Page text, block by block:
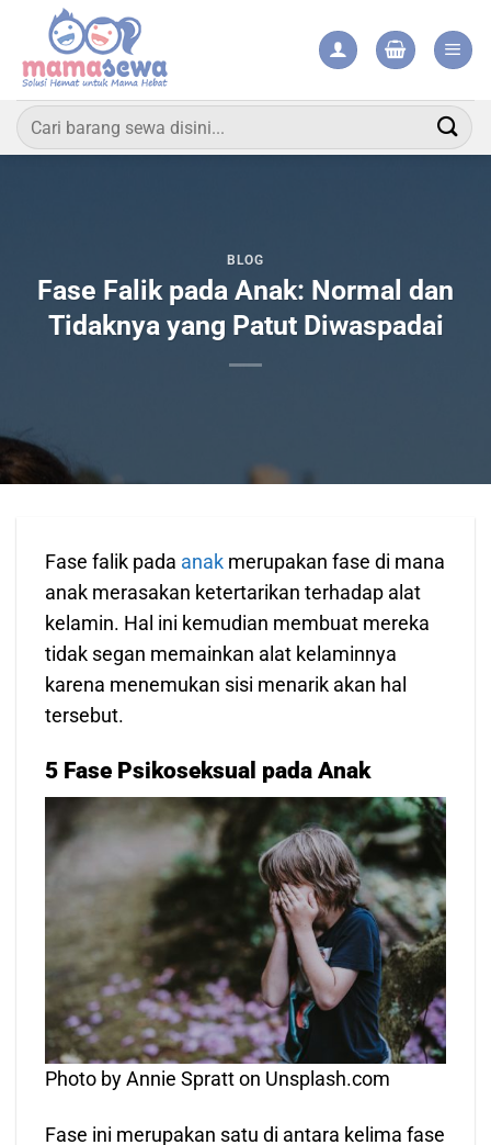
content
Pencarian
untuk:
BLOG
Fase Falik pada Anak: Normal dan
Tidaknya yang Patut Diwaspadai
Fase falik pada anak merupakan fase di mana
anak merasakan ketertarikan terhadap alat
kelamin. Hal ini kemudian membuat mereka
tidak segan memainkan alat kelaminnya
karena menemukan sisi menarik akan hal
tersebut.
5 Fase Psikoseksual pada Anak
Photo by Annie Spratt on Unsplash.com
Fase ini merupakan satu di antara kelima fase